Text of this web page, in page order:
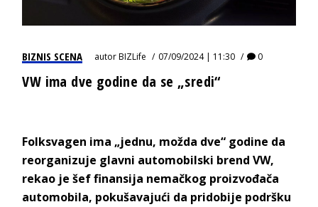
BIZNIS SCENA autorBIZLife 07/09/2024 | 11:30 0
VW ima dve godine da se „sredi“
Folksvagen ima „jednu, možda dve“ godine da
reorganizuje glavni automobilski brend VW,
rekao je šef finansija nemačkog proizvođača
automobila, pokušavajući da pridobije podršku